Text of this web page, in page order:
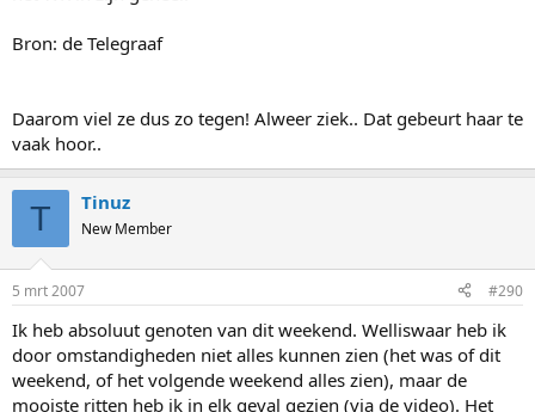
Bron: de Telegraaf
Daarom viel ze dus zo tegen! Alweer ziek.. Dat gebeurt haar te
vaak hoor..
T Tinuz
New Member
5 mrt 2007 #290
Ik heb absoluut genoten van dit weekend. Welliswaar heb ik
door omstandigheden niet alles kunnen zien (het was of dit
weekend, of het volgende weekend alles zien), maar de
mooiste ritten heb ik in elk geval gezien (via de video). Het